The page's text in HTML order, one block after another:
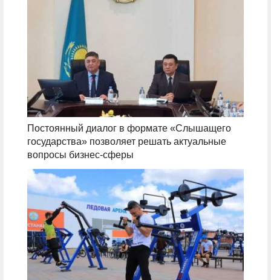
Постоянный диалог в формате «Слышащего
государства» позволяет решать актуальные
вопросы бизнес-сферы